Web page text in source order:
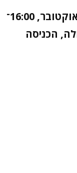
13 באוקטובר, 11:00־15:00; 14 באוקטובר, 16:00־
הכניסה